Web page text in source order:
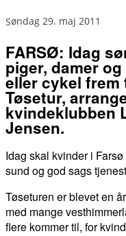
søndag 29. maj 2011
FARSØ: Idag
piger, damer
eller cykel frem
Tøsetur,
kvindeklubben
Jensen.
Idag skal kvinder i
sund og god sags
Tøseturen er blevet en
med mange
flere kommer til, for